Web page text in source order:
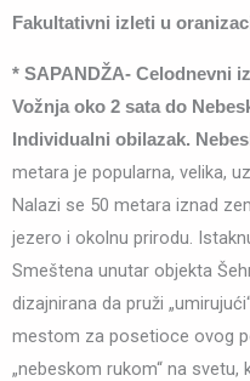
Fakultativni izleti u
* SAPANDŽA- Celodnevni
Vožnja oko 2 sata do
Individualni obilazak.
metara je popularna, velika,
Nalazi se 50 metara iznad
jezero i okolnu prirodu.
Smeštena unutar objekta
dizajnirana da pruži
mestom za posetioce ovog
„nebeskom rukom“ na